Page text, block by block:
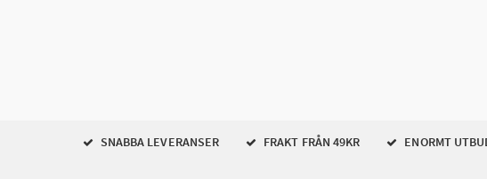
SNABBA LEVERANSER FRAKT FRÅN 49KR ENORMT